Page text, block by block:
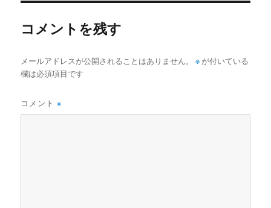
コメントを残す
メールアドレスが公開されることはありません。 ※ が付いている
欄は必須項目です
コメント※